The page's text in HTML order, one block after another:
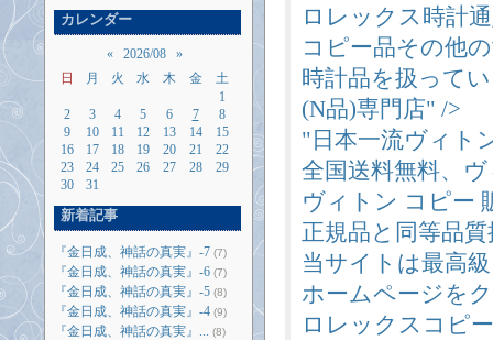
ロレックス時計
コピー品その他
時計品を扱って
(N品)専門店" />
"日本一流ヴィト
全国送料無料、
ヴィトン コピー
正規品と同等品
当サイトは最高
ホームページを
ロレックスコピ
カレンダー
« 2026/08
»
日
月 火 水 木 金
土
1
2
3 4 5 6 7
8
9
10 11 12 13 14
15
16
17 18 19 20 21
22
23
24 25 26 27 28
29
30
31
新着記事
『金日成、神話の真実』-7 (7)
『金日成、神話の真実』-6 (7)
『金日成、神話の真実』-5 (8)
『金日成、神話の真実』-4 (9)
『金日成、神話の真実』... (8)